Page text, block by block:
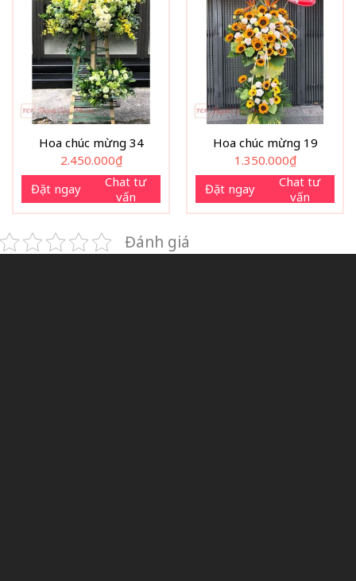
Hoa chúc mừng 34
2.450.000₫
Đặt ngay
Chat tư
vấn
Hoa chúc mừng 19
1.350.000₫
Đặt ngay
Chat tư
vấn
Đánh giá